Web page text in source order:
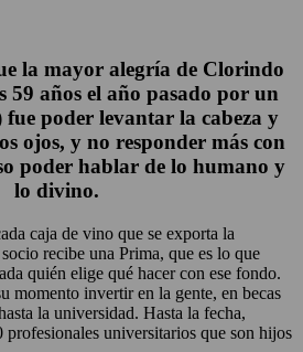
la mayor alegría de Clorindo
59 años el año pasado por un
poder levantar la cabeza y
ojos, y no responder más con
poder hablar de lo humano y
lo divino.
caja de vino que se exporta la
recibe una Prima, que es lo que
quién elige qué hacer con ese fondo.
momento invertir en la gente, en becas
la universidad. Hasta la fecha,
profesionales universitarios que son hijos